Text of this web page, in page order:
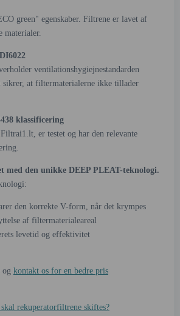
green" egenskaber. Filtrene er lavet af
materialer.
ventilationshygiejnestandarden
sikrer, at filtermaterialerne ikke tillader
klassificering
er testet og har den relevante
med den unikke DEEP PLEAT-teknologi.
den korrekte V-form, når det krympes
af filtermaterialeareal
levetid og effektivitet
og kontakt os for en bedre pris
rekuperatorfiltrene skiftes?